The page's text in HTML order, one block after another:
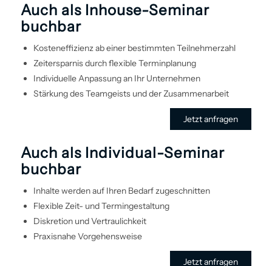
Auch als Inhouse-Seminar
buchbar
Kosteneffizienz ab einer bestimmten Teilnehmerzahl
Zeitersparnis durch flexible Terminplanung
Individuelle Anpassung an Ihr Unternehmen
Stärkung des Teamgeists und der Zusammenarbeit
Jetzt anfragen
Auch als Individual-Seminar
buchbar
Inhalte werden auf Ihren Bedarf zugeschnitten
Flexible Zeit- und Termin­gestaltung
Diskretion und Vertraulichkeit
Praxisnahe Vorgehens­weise
Jetzt anfragen